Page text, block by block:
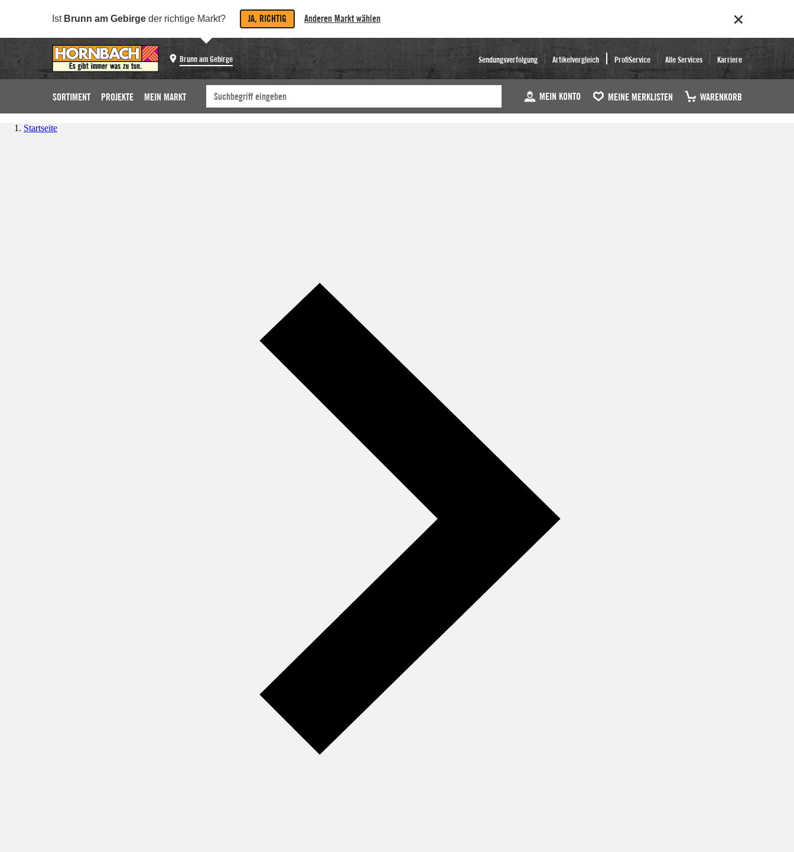
Ist Brunn am Gebirge der richtige Markt? JA, RICHTIG Anderen Markt wählen
Brunn am Gebirge Sendungsverfolgung Artikelvergleich ProfiService Alle Services Karriere
SORTIMENT PROJEKTE MEIN MARKT MEIN KONTO MEINE MERKLISTEN WARENKORB
Startseite